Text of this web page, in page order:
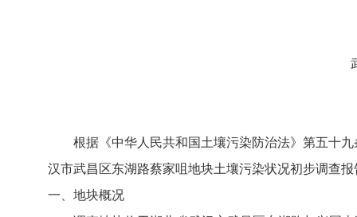
根据《中华人民共和国土壤污染防治法》第五十
汉市武昌区东湖路蔡家咀地块土壤污染状况初步调查
一、地块概况